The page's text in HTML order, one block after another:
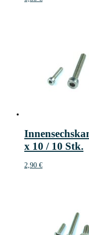
x 10 / 10 Stk.
2,90 €